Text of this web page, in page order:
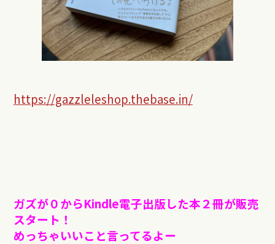
https://gazzleleshop.thebase.in/
ガズが０からKindle電子出版した本２冊が販売
スタート！
めっちゃいいこと言ってるよー